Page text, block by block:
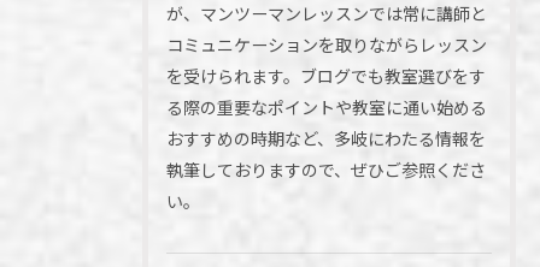
が、マンツーマンレッスンでは常に講師と
コミュニケーションを取りながらレッスン
を受けられます。ブログでも教室選びをす
る際の重要なポイントや教室に通い始める
おすすめの時期など、多岐にわたる情報を
執筆しておりますので、ぜひご参照くださ
い。